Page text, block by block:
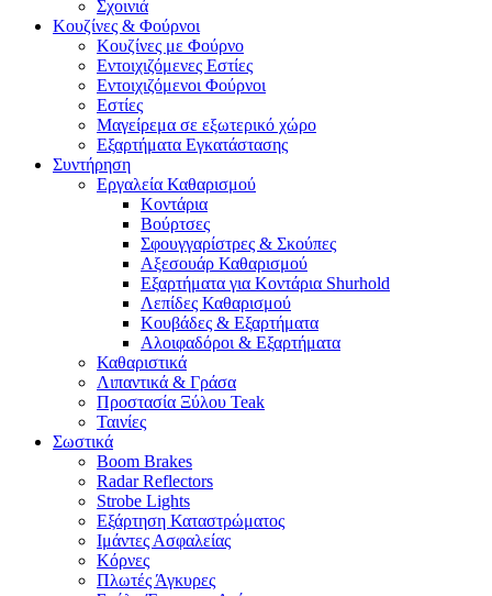
Σχοινιά
Κουζίνες & Φούρνοι
Κουζίνες με Φούρνο
Εντοιχιζόμενες Εστίες
Εντοιχιζόμενοι Φούρνοι
Εστίες
Μαγείρεμα σε εξωτερικό χώρο
Εξαρτήματα Εγκατάστασης
Συντήρηση
Εργαλεία Καθαρισμού
Κοντάρια
Βούρτσες
Σφουγγαρίστρες & Σκούπες
Αξεσουάρ Καθαρισμού
Εξαρτήματα για Κοντάρια Shurhold
Λεπίδες Καθαρισμού
Κουβάδες & Εξαρτήματα
Αλοιφαδόροι & Εξαρτήματα
Καθαριστικά
Λιπαντικά & Γράσα
Προστασία Ξύλου Teak
Ταινίες
Σωστικά
Boom Brakes
Radar Reflectors
Strobe Lights
Εξάρτηση Καταστρώματος
Ιμάντες Ασφαλείας
Κόρνες
Πλωτές Άγκυρες